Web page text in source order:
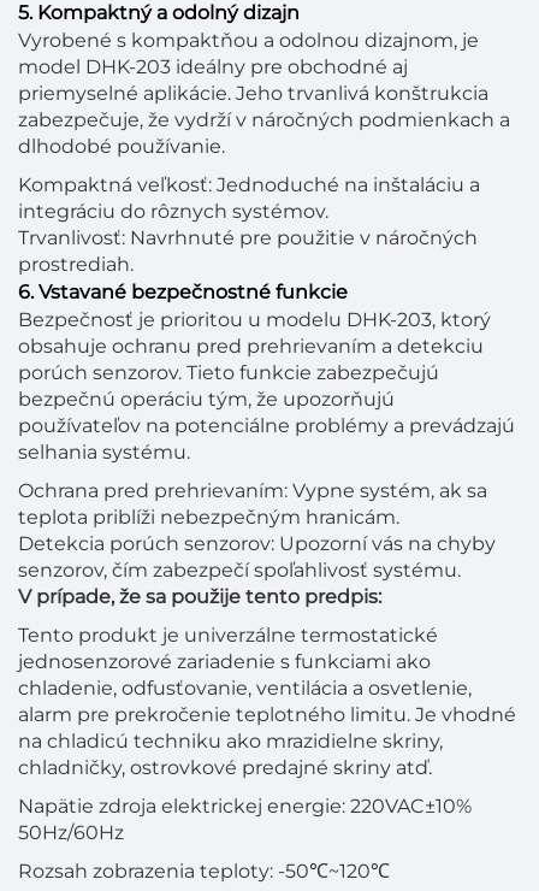
5. Kompaktný a odolný dizajn
Vyrobené s kompaktňou a odolnou dizajnom, je
model DHK-203 ideálny pre obchodné aj
priemyselné aplikácie. Jeho trvanlivá konštrukcia
zabezpečuje, že vydrží v náročných podmienkach a
dlhodobé používanie.
Kompaktná veľkosť: Jednoduché na inštaláciu a
integráciu do rôznych systémov.
Trvanlivosť: Navrhnuté pre použitie v náročných
prostrediah.
6. Vstavané bezpečnostné funkcie
Bezpečnosť je prioritou u modelu DHK-203, ktorý
obsahuje ochranu pred prehrievaním a detekciu
porúch senzorov. Tieto funkcie zabezpečujú
bezpečnú operáciu tým, že upozorňujú
používateľov na potenciálne problémy a prevádzajú
selhania systému.
Ochrana pred prehrievaním: Vypne systém, ak sa
teplota priblíži nebezpečným hranicám.
Detekcia porúch senzorov: Upozorní vás na chyby
senzorov, čím zabezpečí spoľahlivosť systému.
V prípade, že sa použije tento predpis:
Tento produkt je univerzálne termostatické
jednosenzorové zariadenie s funkciami ako
chladenie, odfusťovanie, ventilácia a osvetlenie,
alarm pre prekročenie teplotného limitu. Je vhodné
na chladicú techniku ako mrazidielne skriny,
chladničky, ostrovkové predajné skriny atď.
Napätie zdroja elektrickej energie: 220VAC±10%
50Hz/60Hz
Rozsah zobrazenia teploty: -50℃~120℃